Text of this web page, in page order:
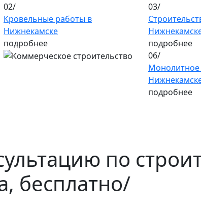
02/
Кровельные работы в
Нижнекамске
подробнее
03/
подробнее
06/
Монолитное
подробнее
по
бесплатно/